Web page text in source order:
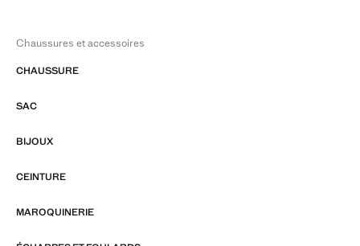
Chaussures et accessoires
CHAUSSURE
SAC
BIJOUX
CEINTURE
MAROQUINERIE